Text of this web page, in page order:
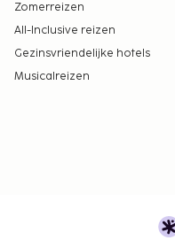
Zomerreizen
All-Inclusive reizen
Gezinsvriendelijke hotels
Musicalreizen